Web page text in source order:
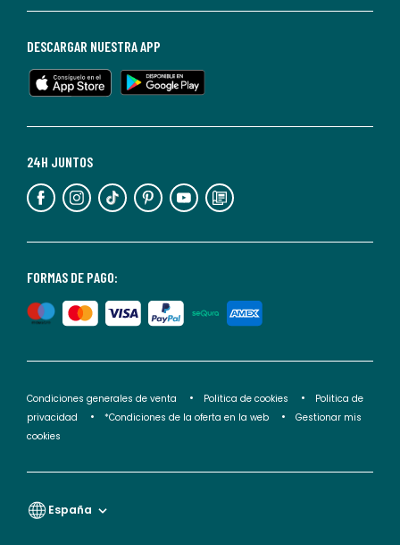
de
en
cualquier
Para
información,
puedes
nuestra
de
privacidad</2>.
FORMAS DE PAGO:
24H JUNTOS
DESCARGAR NUESTRA APP
Condiciones generales de venta Politica de cookies
Politica de
privacidad
*Condiciones de la oferta en la web
Gestionar mis
cookies
España